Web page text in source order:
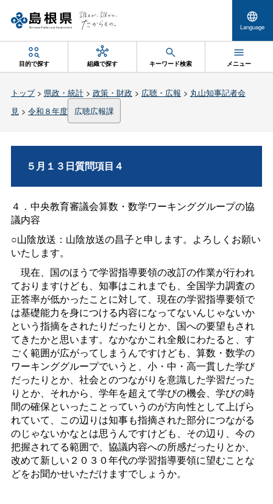
Language
目的で探す 組織で探す キーワード検索 メニュー
トップ> 県政・統計> 政策・財政 > 広聴・広報 > 丸山知事記者会
見> 令和８年度 広聴広報課
５月１３日質問項目４
４．中央教育審議会算数・数学ワーキンググループの協
議内容
○山陰放送：山陰放送の昌子と申します。よろしくお願い
いたします。
現在、国のほうで学習指導要領の改訂の作業が行われ
ておりますけども、知事はこれまでも、全国学力調査の
正答率が低かったことに対して、現在の学習指導要領で
は基礎能力を身につける内容になってないんじゃないか
という指摘をされたりだったりとか、国への要望もされ
てきたかと思います。なかなかこれ全般にわたると、す
ごく範囲が広がってしまうんですけども、算数・数学の
ワーキンググループでいうと、小・中・高一貫した学び
だったりとか、社会とのつながりを意識した学習だった
りとか、それから、学年を超えて学びの機会、学びの時
間の確保といったことっていうのが方向性として上げら
れていて、この辺りは知事も指摘された部分につながる
のじゃないかなとは思うんですけども、その辺り、今の
把握されてる範囲で、協議内容への所感だったりとか、
改めて新しい２０３０年代の学習指導要領に望むことな
どをお聞かせいただけますでしょうか。